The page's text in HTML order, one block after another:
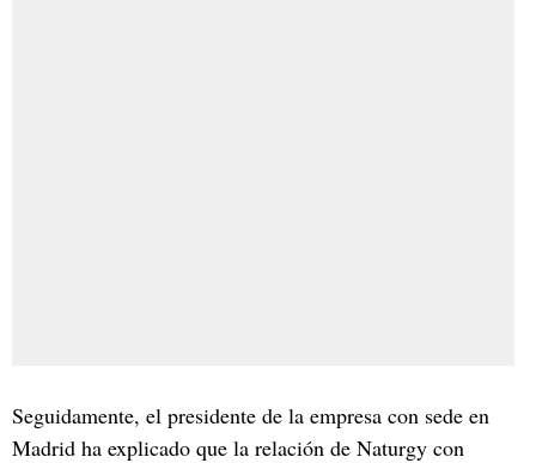
Seguidamente, el presidente de la empresa con sede en
Madrid ha explicado que la relación de Naturgy con